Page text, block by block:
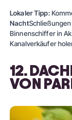
Lokaler Tipp:
Nacht
Binnenschiffer in
Kanalverkäufer
12.
VON